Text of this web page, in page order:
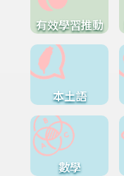
有效學習推動
本土語
數學